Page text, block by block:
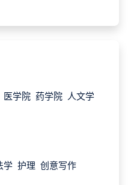
学院 药学院 人文学
学 护理 创意写作